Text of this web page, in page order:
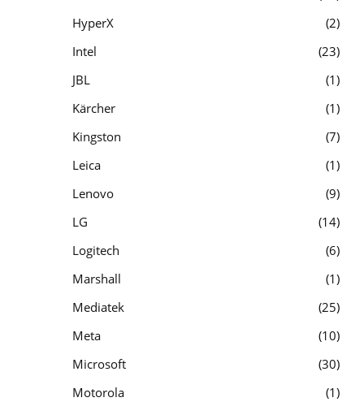
HyperX
2
Intel
23
JBL
1
Kärcher
1
Kingston
7
Leica
1
Lenovo
9
LG
14
Logitech
6
Marshall
1
Mediatek
25
Meta
10
Microsoft
30
Motorola
1